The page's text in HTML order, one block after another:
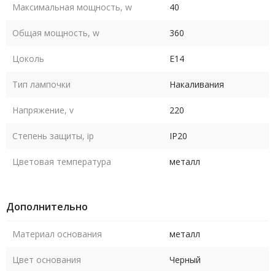
Максимальная мощность, w 40
Общая мощность, w 360
Цоколь E14
Тип лампочки Накаливания
Напряжение, v 220
Степень защиты, ip IP20
Цветовая температура металл
Дополнительно
Материал основания металл
Цвет основания Черный